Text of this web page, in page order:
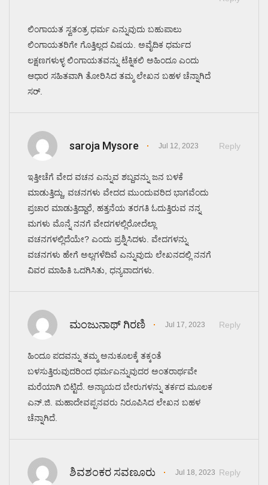
ಲಿಂಗಾಯತ ಸ್ವತಂತ್ರ ಧರ್ಮ ಎನ್ನುವುದು ಬಹುಪಾಲು
ಲಿಂಗಾಯತರಿಗೇ ಗೊತ್ತಿಲ್ಲದ ವಿಷಯ. ಅವೈದಿಕ ಧರ್ಮದ
ಲಕ್ಷಣಗಳುಳ್ಳ ಲಿಂಗಾಯತವನ್ನು ಟೆಕ್ನಿಕಲಿ ಅಹಿಂದೂ ಎಂದು
ಆಧಾರ ಸಹಿತವಾಗಿ ತೋರಿಸಿದ ತಮ್ಮ ಲೇಖನ ಬಹಳ ಚೆನ್ನಾಗಿದೆ
ಸರ್.
saroja Mysore Jul 12, 2023 Reply
ಇತ್ತೀಚೆಗೆ ವೇದ ವಚನ ಎನ್ನುವ ಶಬ್ದವನ್ನು ಜನ ಬಳಕೆ
ಮಾಡುತ್ತಿದ್ದು, ವಚನಗಳು ವೇದದ ಮುಂದುವರಿದ ಭಾಗವೆಂದು
ಪ್ರಚಾರ ಮಾಡುತ್ತಿದ್ದಾರೆ, ಹತ್ತನೆಯ ತರಗತಿ ಓದುತ್ತಿರುವ ನನ್ನ
ಮಗಳು ಮೊನ್ನೆ ನನಗೆ ವೇದಗಳಲ್ಲಿರೋದೆಲ್ಲಾ
ವಚನಗಳಲ್ಲಿದೆಯೇ? ಎಂದು ಪ್ರಶ್ನಿಸಿದಳು. ವೇದಗಳನ್ನು
ವಚನಗಳು ಹೇಗೆ ಅಲ್ಲಗಳೆದಿವೆ ಎನ್ನುವುದು ಲೇಖನದಲ್ಲಿ ನನಗೆ
ವಿವರ ಮಾಹಿತಿ ಒದಗಿಸಿತು, ಧನ್ಯವಾದಗಳು.
ಮಂಜುನಾಥ್ ಗಿರಣಿ Jul 17, 2023 Reply
ಹಿಂದೂ ಪದವನ್ನು ತಮ್ಮ ಅನುಕೂಲಕ್ಕೆ ತಕ್ಕಂತೆ
ಬಳಸುತ್ತಿರುವುದರಿಂದ ಧರ್ಮಎನ್ನುವುದರ ಅಂತರಾರ್ಥವೇ
ಮರೆಯಾಗಿ ಬಿಟ್ಟಿದೆ. ಅನ್ಯಾಯದ ಬೇರುಗಳನ್ನು ತರ್ಕದ ಮೂಲಕ
ಎನ್.ಜಿ. ಮಹಾದೇವಪ್ಪನವರು ನಿರೂಪಿಸಿದ ಲೇಖನ ಬಹಳ
ಚೆನ್ನಾಗಿದೆ.
ಶಿವಶಂಕರ ಸವಣೂರು Jul 18, 2023 Reply